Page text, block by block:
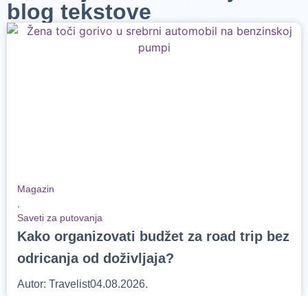
blog tekstove
Magazin
Saveti za putovanja
Kako organizovati budžet za road trip bez
odricanja od doživljaja?
Autor: Travelist04.08.2026.